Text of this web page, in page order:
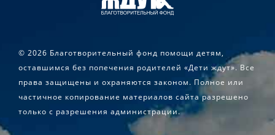
© 2026 Благотворительный фонд помощи детям,
оставшимся без попечения родителей «Дети ждут». Все
права защищены и охраняются законом. Полное или
частичное копирование материалов сайта разрешено
только с разрешения администрации.